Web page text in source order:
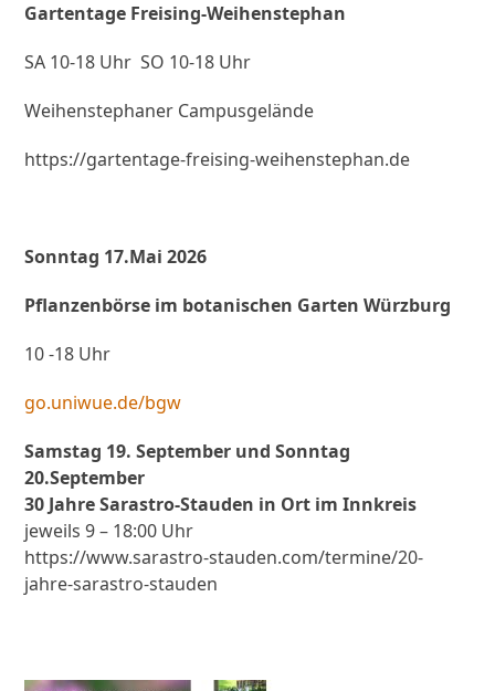
Gartentage Freising-Weihenstephan
SA 10-18 Uhr SO 10-18 Uhr
Weihenstephaner Campusgelände
https://gartentage-freising-weihenstephan.de
Sonntag 17.Mai 2026
Pflanzenbörse im botanischen Garten Würzburg
10 -18 Uhr
go.uniwue.de/bgw
Samstag 19. September und Sonntag
20.September
30 Jahre Sarastro-Stauden in Ort im Innkreis
jeweils 9 – 18:00 Uhr
https://www.sarastro-stauden.com/termine/20-
jahre-sarastro-stauden